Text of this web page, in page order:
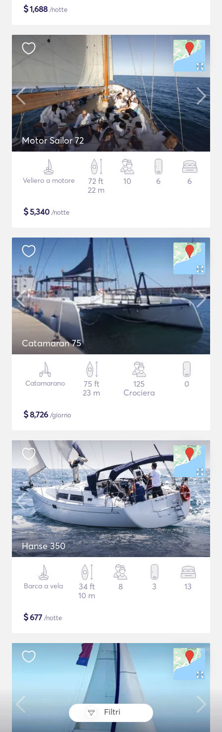
Filtri
$1,688 /notte
Motor Sailor 72
Veliero a motore
72 ft
22 m
10 6 6
$5,340 /notte
Catamaran 75
Catamarano
75 ft
23 m
125
Crociera
0
$8,726 /giorno
Hanse 350
Barca a vela
34 ft
10 m
8 3 13
$677 /notte